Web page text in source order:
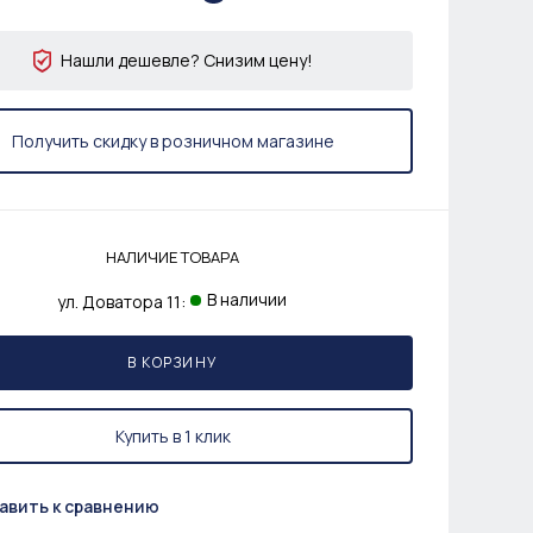
Нашли дешевле? Снизим цену!
Получить скидку в розничном магазине
НАЛИЧИЕ ТОВАРА
ул. Доватора 11: В наличии
В КОРЗИНУ
Купить в 1 клик
к сравнению